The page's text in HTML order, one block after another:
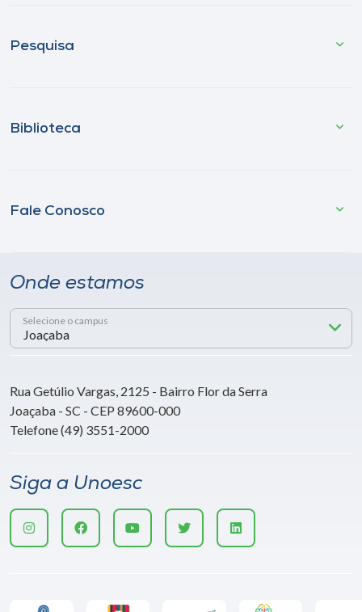
Pesquisa
Biblioteca
Fale Conosco
Onde estamos
Selecione o campus
Rua Getúlio Vargas, 2125 - Bairro Flor da Serra
Joaçaba - SC - CEP 89600-000
Telefone (49) 3551-2000
Siga a Unoesc